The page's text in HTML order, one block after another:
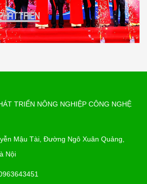
TRIỂN NÔNG NGHIỆP CÔNG NGHỆ
Mậu Tài, Đường Ngô Xuân Quảng,
Nội